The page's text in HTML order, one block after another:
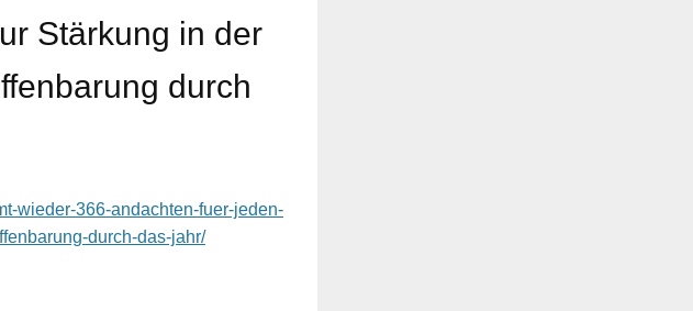
Stärkung in der
durch
wieder-366-andachten-fuer-jeden-
durch-das-jahr/